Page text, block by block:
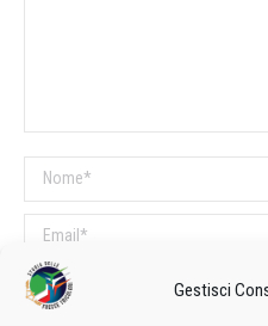
Gestisci
Nome *
Email *
Sito web